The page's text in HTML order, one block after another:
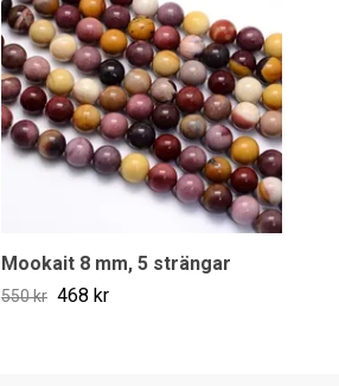
Mookait 8 mm, 5 strängar
550 kr 468 kr